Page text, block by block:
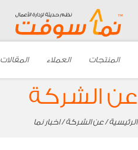
المنتجات العملاء المقالات
عن الشركة
الرئيسية/عن الشركة/ اخبار نما